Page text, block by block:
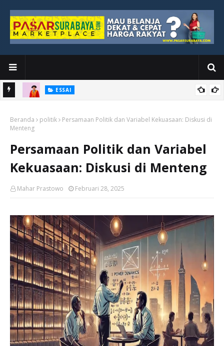
ESSAI
Tidak Berhenti di Panggung Wisuda
Beranda politik
Persamaan Politik dan Variabel Kekuasaan: Diskusi di
Menteng
Persamaan Politik dan Variabel
Kekuasaan: Diskusi di Menteng
Mahar Prastowo Februari 28, 2025